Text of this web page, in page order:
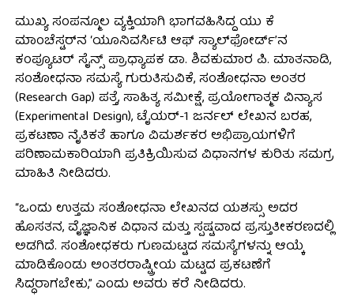
ಮುಖ್ಯ ಸಂಪನ್ಮೂಲ ವ್ಯಕ್ತಿಯಾಗಿ ಭಾಗವಹಿಸಿದ್ದ ಯು ಕೆ
ಮಾಂಚೆಸ್ಟರ್‌ನ ‘ಯೂನಿವರ್ಸಿಟಿ ಆಫ್ ಸ್ಯಾಲ್‌ಫೋರ್ಡ್’ನ
ಕಂಪ್ಯೂಟರ್ ಸೈನ್ಸ್ ಪ್ರಾಧ್ಯಾಪಕ ಡಾ. ಶಿವಕುಮಾರ ಪಿ. ಮಾತನಾಡಿ,
ಸಂಶೋಧನಾ ಸಮಸ್ಯೆ ಗುರುತಿಸುವಿಕೆ, ಸಂಶೋಧನಾ ಅಂತರ
(Research Gap) ಪತ್ತೆ, ಸಾಹಿತ್ಯ ಸಮೀಕ್ಷೆ, ಪ್ರಯೋಗಾತ್ಮಕ ವಿನ್ಯಾಸ
(Experimental Design), ಟೈಯರ್-1 ಜರ್ನಲ್ ಲೇಖನ ಬರಹ,
ಪ್ರಕಟಣಾ ನೈತಿಕತೆ ಹಾಗೂ ವಿಮರ್ಶಕರ ಅಭಿಪ್ರಾಯಗಳಿಗೆ
ಪರಿಣಾಮಕಾರಿಯಾಗಿ ಪ್ರತಿಕ್ರಿಯಿಸುವ ವಿಧಾನಗಳ ಕುರಿತು ಸಮಗ್ರ
ಮಾಹಿತಿ ನೀಡಿದರು.
“ಒಂದು ಉತ್ತಮ ಸಂಶೋಧನಾ ಲೇಖನದ ಯಶಸ್ಸು ಅದರ
ಹೊಸತನ, ವೈಜ್ಞಾನಿಕ ವಿಧಾನ ಮತ್ತು ಸ್ಪಷ್ಟವಾದ ಪ್ರಸ್ತುತೀಕರಣದಲ್ಲಿ
ಅಡಗಿದೆ. ಸಂಶೋಧಕರು ಗುಣಮಟ್ಟದ ಸಮಸ್ಯೆಗಳನ್ನು ಆಯ್ಕೆ
ಮಾಡಿಕೊಂಡು ಅಂತರರಾಷ್ಟ್ರೀಯ ಮಟ್ಟದ ಪ್ರಕಟಣೆಗೆ
ಸಿದ್ಧರಾಗಬೇಕು,” ಎಂದು ಅವರು ಕರೆ ನೀಡಿದರು.